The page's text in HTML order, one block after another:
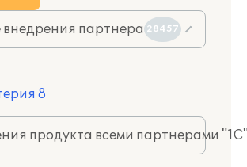
внедрения партнера 28457
8
продукта всеми партнерами